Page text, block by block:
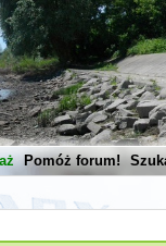
Pomóż forum!